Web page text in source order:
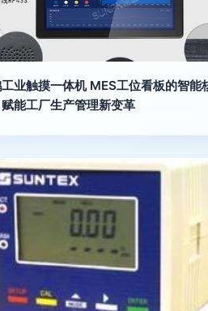
业触摸一体机 MES工位看板的智能
能工厂生产管理新变革